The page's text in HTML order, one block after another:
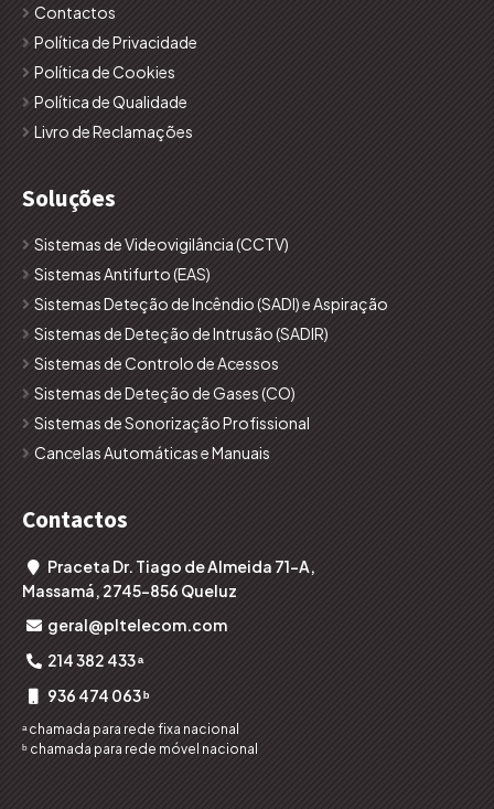
Contactos
Política de Privacidade
Política de Cookies
Política de Qualidade
Livro de Reclamações
Soluções
Sistemas de Videovigilância (CCTV)
Sistemas Antifurto (EAS)
Sistemas Deteção de Incêndio (SADI) e Aspiração
Sistemas de Deteção de Intrusão (SADIR)
Sistemas de Controlo de Acessos
Sistemas de Deteção de Gases (CO)
Sistemas de Sonorização Profissional
Cancelas Automáticas e Manuais
Contactos
 Praceta Dr. Tiago de Almeida 71-A,
Massamá, 2745-856 Queluz
 geral@pltelecom.com
 214 382 433 ᵃ
936 474 063 ᵇ
ᵃ chamada para rede fixa nacional
ᵇ chamada para rede móvel nacional